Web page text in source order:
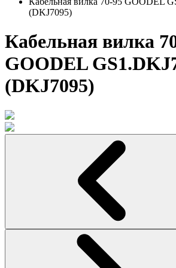
(DKJ7095)
Кабельная вилка
GOODEL
(DKJ7095)